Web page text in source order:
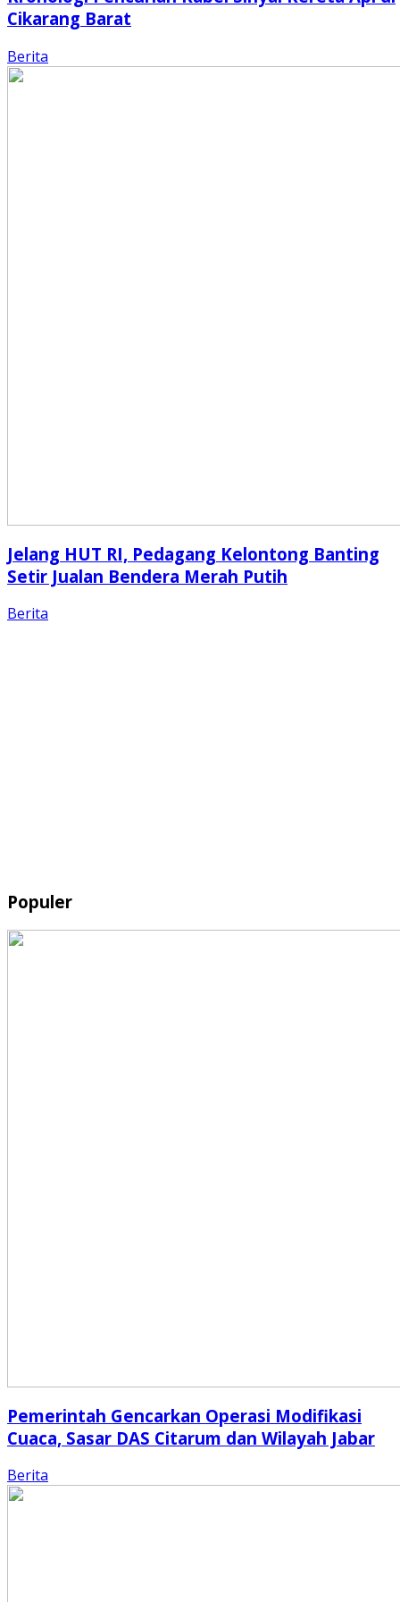
Cikarang Barat
Berita
Jelang HUT RI, Pedagang Kelontong Banting
Setir Jualan Bendera Merah Putih
Berita
Populer
Pemerintah Gencarkan Operasi Modifikasi
Cuaca, Sasar DAS Citarum dan Wilayah Jabar
Berita